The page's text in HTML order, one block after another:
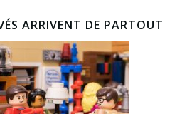
ARRIVENT DE PARTOUT